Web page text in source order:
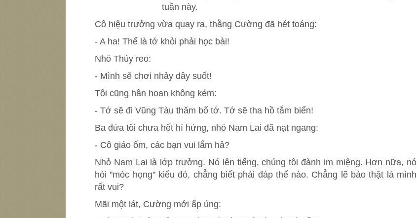
tuần này.
Cô hiệu trưởng vừa quay ra, thằng Cường đã hét toáng:
- A ha! Thế là tớ khỏi phải học bài!
Nhỏ Thúy reo:
- Mình sẽ chơi nhảy dây suốt!
Tôi cũng hân hoan không kém:
- Tớ sẽ đi Vũng Tàu thăm bố tớ. Tớ sẽ tha hồ tắm biển!
Ba đứa tôi chưa hết hí hửng, nhỏ Nam Lai đã nạt ngang:
- Cô giáo ốm, các bạn vui lắm hả?
Nhỏ Nam Lai là lớp trưởng. Nó lên tiếng, chúng tôi đành im miệng. Hơn nữa, nó
hỏi "móc họng" kiểu đó, chẳng biết phải đáp thế nào. Chẳng lẽ bảo thật là mình
rất vui?
Mãi một lát, Cường mới ấp úng: